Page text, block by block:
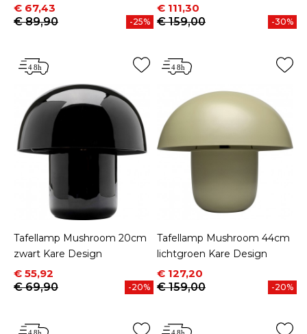
Prijs
€ 67,43
Normale prijs
€ 89,90
-25%
Prijs
€ 111,30
Normale prijs
€ 159,00
-30%
Tafellamp Mushroom 20cm
zwart Kare Design
Prijs
€ 55,92
Normale prijs
€ 69,90
-20%
Tafellamp Mushroom 44cm
lichtgroen Kare Design
Prijs
€ 127,20
Normale prijs
€ 159,00
-20%